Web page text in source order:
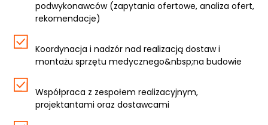
podwykonawców (zapytania ofertowe, analiza ofert,
rekomendacje)
Koordynacja i nadzór nad realizacją dostaw i
montażu sprzętu medycznego&nbsp;na budowie
Współpraca z zespołem realizacyjnym,
projektantami oraz dostawcami